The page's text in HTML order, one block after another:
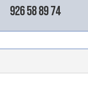
926 58 89 74